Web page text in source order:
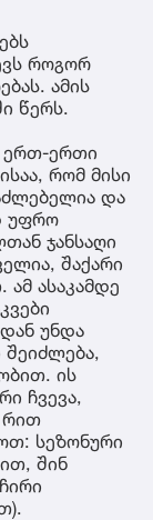
როგორ
ამის
წერს.
ერთ-ერთი
რომ მისი
და
უფრო
ჯანსაღი
შაქარი
ასაკამდე
უნდა
ის
ჩვევა,
რით
სეზონური
შინ